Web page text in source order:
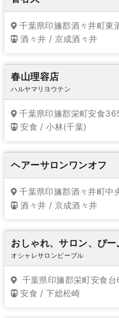
千葉県印旛郡酒々井町
酒々井 / 京成酒々井
春山理容店
ハルヤマリヨウテン
千葉県印旛郡栄町安食
安食 / 小林(千葉)
ヘアーサロンワンオフ
千葉県印旛郡酒々井町中
酒々井 / 京成酒々井
おしゃれ、サロン、ぴー
オシャレサロンピープル
千葉県印旛郡栄町安食
安食 / 下総松崎